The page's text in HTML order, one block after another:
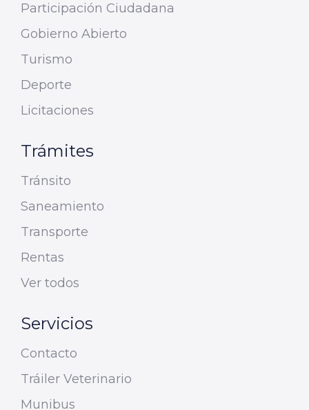
Participación Ciudadana
Gobierno Abierto
Turismo
Deporte
Licitaciones
Trámites
Tránsito
Saneamiento
Transporte
Rentas
Ver todos
Servicios
Contacto
Tráiler Veterinario
Munibus